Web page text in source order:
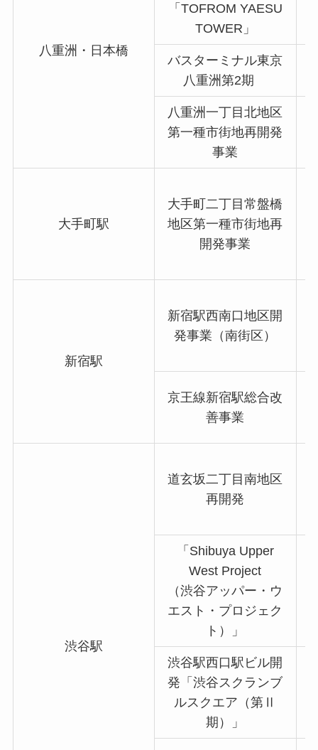
八重洲・日本橋
「TOFROM YAESU
TOWER」
バスターミナル東京
八重洲第2期
八重洲一丁目北地区
第一種市街地再開発
事業
大手町駅
大手町二丁目常盤橋
地区第一種市街地再
開発事業
新宿駅
新宿駅西南口地区開
発事業（南街区）
京王線新宿駅総合改
善事業
渋谷駅
道玄坂二丁目南地区
再開発
「Shibuya Upper
West Project
（渋谷アッパー・ウ
エスト・プロジェク
ト）」
渋谷駅西口駅ビル開
発「渋谷スクランブ
ルスクエア（第Ⅱ
期）」